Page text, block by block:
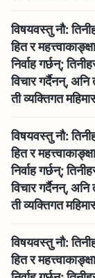
विषयवस्तु नौ:
हित र
निर्वाह गर्छन्;
विचार गर्दैनन्,
ती व्यक्तिगत
विषयवस्तु नौ:
हित र
निर्वाह गर्छन्;
विचार गर्दैनन्,
ती व्यक्तिगत
विषयवस्तु नौ:
हित र